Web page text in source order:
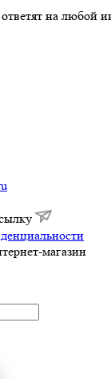
на любой
магазин